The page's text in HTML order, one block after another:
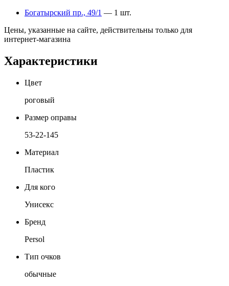
Богатырский пр., 49/1 — 1 шт.
Цены, указанные на сайте, действительны только для
интернет-магазина
Характеристики
Цвет
роговый
Размер оправы
53-22-145
Материал
Пластик
Для кого
Унисекс
Бренд
Persol
Тип очков
обычные